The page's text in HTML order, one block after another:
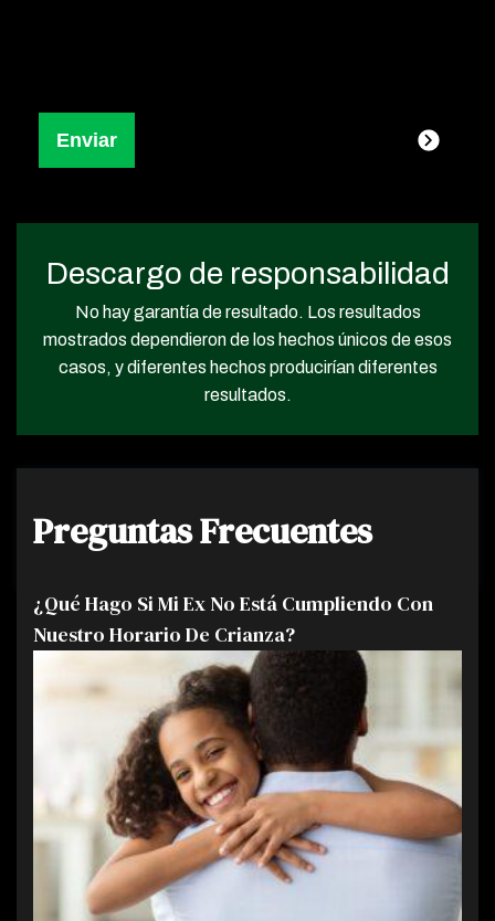
Descargo de responsabilidad
No hay garantía de resultado. Los resultados
mostrados dependieron de los hechos únicos de esos
casos, y diferentes hechos producirían diferentes
resultados.
Preguntas Frecuentes
¿Qué Hago Si Mi Ex No Está Cumpliendo Con
Nuestro Horario De Crianza?